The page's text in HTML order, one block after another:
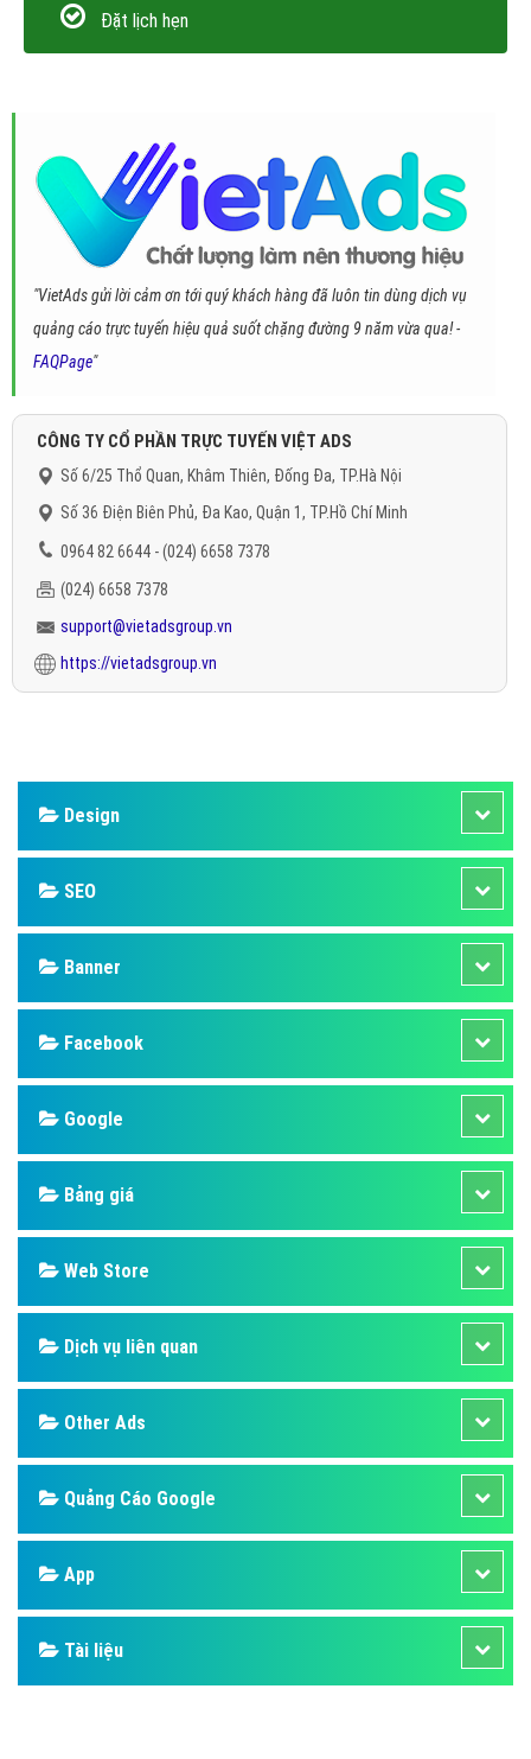
Đặt lịch hẹn
"VietAds gửi lời cảm ơn tới quý khách hàng đã luôn tin dùng dịch vụ
quảng cáo trực tuyến hiệu quả suốt chặng đường 9 năm vừa qua! -
FAQPage"
CÔNG TY CỔ PHẦN TRỰC TUYẾN VIỆT ADS
Số 6/25 Thổ Quan, Khâm Thiên, Đống Đa, TP.Hà Nội
Số 36 Điện Biên Phủ, Đa Kao, Quận 1, TP.Hồ Chí Minh
0964 82 6644 - (024) 6658 7378
(024) 6658 7378
support@vietadsgroup.vn
https://vietadsgroup.vn
Design
SEO
Banner
Facebook
Google